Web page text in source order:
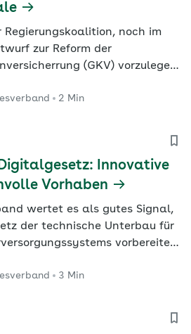
Regierungskoalition, noch im
zur Reform der
(GKV) vorzulegen,
2 Min
Innovative
Vorhaben
wertet es als gutes Signal,
der technische Unterbau für
vorbereitet
3 Min